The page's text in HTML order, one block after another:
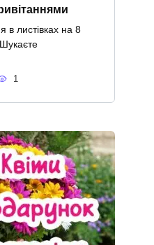
в листівках на 8
1